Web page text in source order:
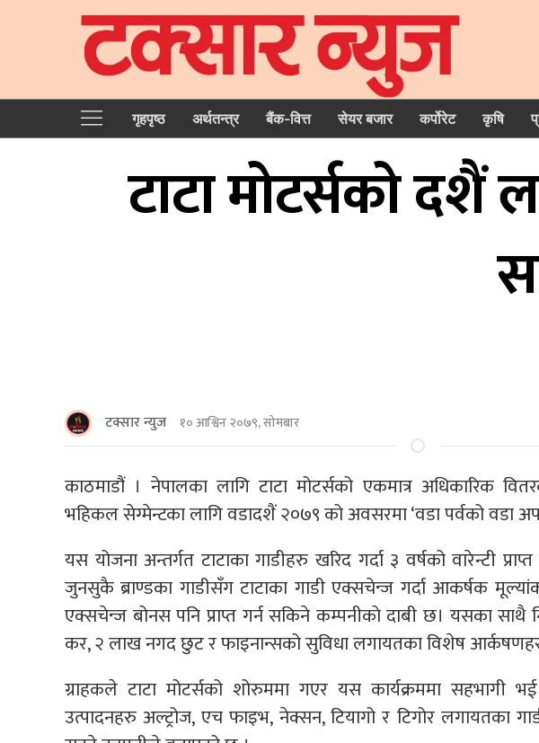
गृहपृष्‍ठ अर्थतन्त्र बैंक-वित्त सेयर बजार कर्पोरेट कृषि
टाटा मोटर्सको दशैं
टक्सार न्युज १० आश्विन २०७९, सोमबार
काठमाडौं । नेपालका लागि टाटा मोटर्सको एकमात्र अधिकारिक
भहिकल सेग्मेन्टका लागि वडादशैं २०७९ को अवसरमा ‘वडा पर्वको वडा
यस योजना अन्तर्गत टाटाका गाडीहरु खरिद गर्दा ३ वर्षको वारेन्टी
जुनसुकै ब्राण्डका गाडीसँग टाटाका गाडी एक्सचेन्ज गर्दा आकर्षक
एक्सचेन्ज बोनस पनि प्राप्त गर्न सकिने कम्पनीकाे दाबी छ। यसका साथै
कर, २ लाख नगद छुट र फाइनान्सको सुविधा लगायतका विशेष
ग्राहकले टाटा मोटर्सको शोरुममा गएर यस कार्यक्रममा सहभागी
उत्पादनहरु अल्ट्रोज, एच फाइभ, नेक्सन, टियागो र टिगोर लगायतका